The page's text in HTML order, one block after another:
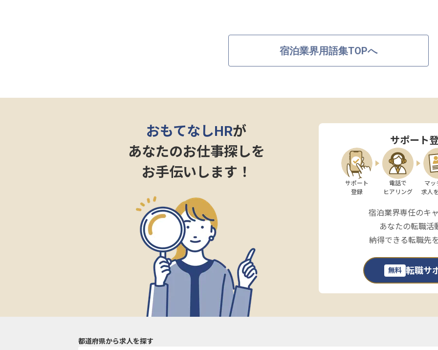
宿泊業界用語集TOPへ
おもてなしHRが
あなたのお仕事探しを
お手伝いします！
サポート
サポート
登録
電話で
ヒアリング
マッ
求人
宿泊業界専任のキ
あなたの転職活
納得できる転職先
無料 転職サ
都道府県から求人を探す